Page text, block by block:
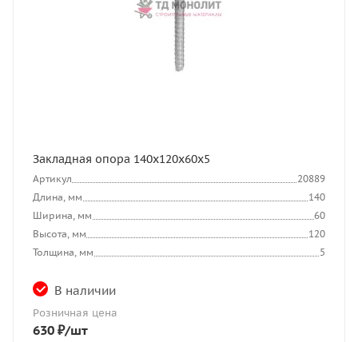
Закладная опора 140х120х60х5
Артикул
20889
Длина, мм
140
Ширина, мм
60
Высота, мм
120
Толщина, мм
5
В наличии
Розничная цена
630 ₽/шт